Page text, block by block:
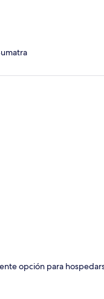
opción para